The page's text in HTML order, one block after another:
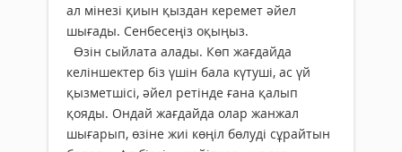
ал мінезі қиын қыздан керемет әйел
шығады. Сенбесеңіз оқыңыз.
Өзін сыйлата алады. Көп жағдайда
келіншектер біз үшін бала күтуші, ас үй
қызметшісі, әйел ретінде ғана қалып
қояды. Ондай жағдайда олар жанжал
шығарып, өзіне жиі көңіл бөлуді сұрайтын